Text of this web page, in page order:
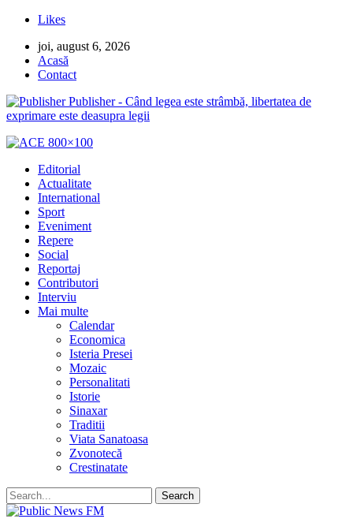
Likes
joi, august 6, 2026
Acasă
Contact
Publisher - Când legea este strâmbă, libertatea de
exprimare este deasupra legii
Editorial
Actualitate
International
Sport
Eveniment
Repere
Social
Reportaj
Contributori
Interviu
Mai multe
Calendar
Economica
Isteria Presei
Mozaic
Personalitati
Istorie
Sinaxar
Traditii
Viata Sanatoasa
Zvonotecă
Crestinatate